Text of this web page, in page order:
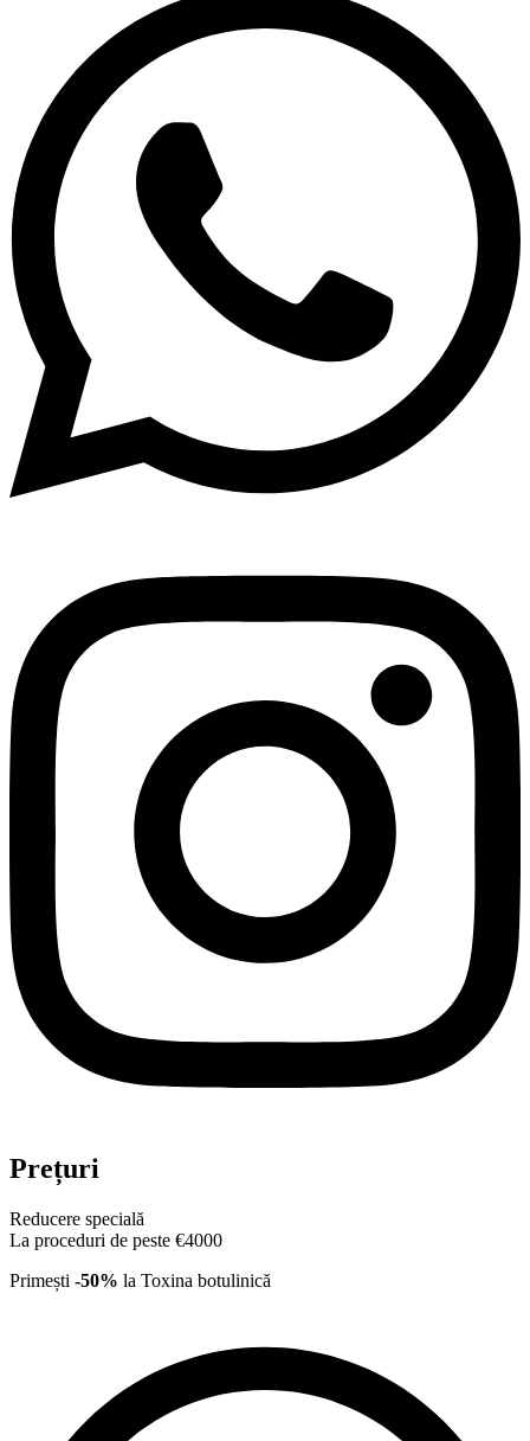
Prețuri
Reducere specială
La proceduri de peste €4000
Primești -50% la Toxina botulinică